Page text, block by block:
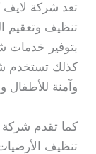
تعد شركة
تنظيف وتعقيم
بتوفير خدمات
كذلك تستخدم
وآمنة للأطفال
كما تقدم شركة
تنظيف